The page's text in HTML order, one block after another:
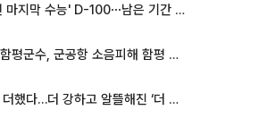
'개편 전 마지막 수능' D-100⋯남은 기간 성적 올릴 전략은
이남오 함평군수, 군공항 소음피해 함평 보상 요구
효율·AI 더했다…더 강하고 알뜰해진 ‘더 뉴 그랜저 하이브리드’ [ET의 모빌리티]